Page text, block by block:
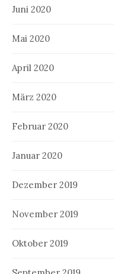
Juni 2020
Mai 2020
April 2020
März 2020
Februar 2020
Januar 2020
Dezember 2019
November 2019
Oktober 2019